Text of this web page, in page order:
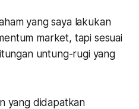
yang saya lakukan
market, tapi sesuai
untung-rugi yang
yang didapatkan